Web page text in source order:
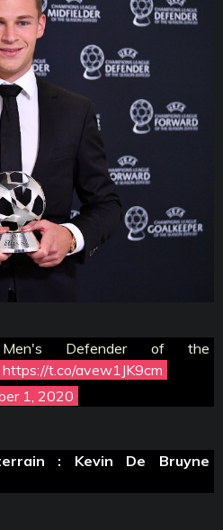
Defender of the
https://t.co/avew1JK9cm
1, 2020
: Kevin De Bruyne